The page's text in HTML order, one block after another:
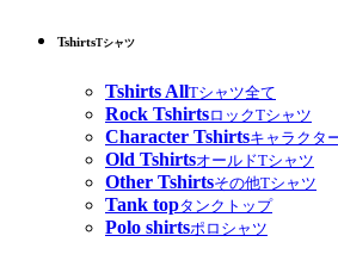
TshirtsTシャツ
Tshirts AllTシャツ全て
Rock TshirtsロックTシャツ
Character Tshirtsキャラクタ
Old TshirtsオールドTシャツ
Other Tshirtsその他Tシャツ
Tank topタンクトップ
Polo shirtsポロシャツ